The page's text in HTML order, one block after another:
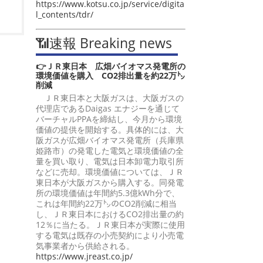
https://www.kotsu.co.jp/service/digita
l_contents/tdr/
📶速報 Breaking news
👉ＪＲ東日本 広畑バイオマス発電所の
環境価値を購入 CO2排出量を約22万㌧
削減
ＪＲ東日本と大阪ガスは、大阪ガスの
代理店であるDaigas エナジーを通じて
バーチャルPPAを締結し、今月から環境
価値の提供を開始する。具体的には、大
阪ガスが広畑バイオマス発電所（兵庫県
姫路市）の発電した電気と環境価値の全
量を買い取り、電気は日本卸電力取引所
などに売却。環境価値については、ＪＲ
東日本が大阪ガスから購入する。同発電
所の環境価値は年間約5.3億kWh分で、
これは年間約22万㌧のCO2削減に相当
し、ＪＲ東日本におけるCO2排出量の約
12％に当たる。ＪＲ東日本が実際に使用
する電気は既存の小売契約により小売電
気事業者から供給される。
https://www.jreast.co.jp/